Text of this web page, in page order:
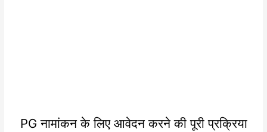
PG नामांकन के लिए आवेदन करने की पूरी प्रक्रिया